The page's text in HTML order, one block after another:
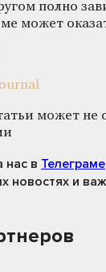
полно
может
может не
нас в Телеграме
новостях и